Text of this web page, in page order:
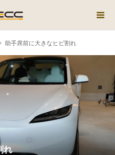
助手席前に大きなヒビ割れ
れ